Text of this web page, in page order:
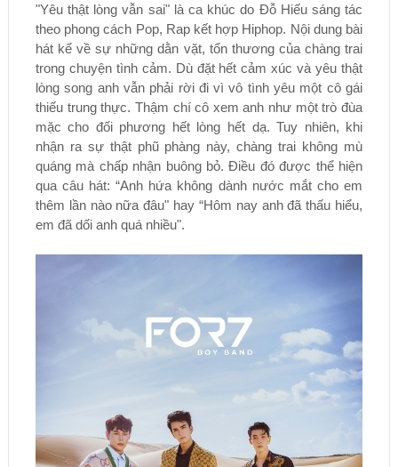
"Yêu thật lòng vẫn sai" là ca khúc do Đỗ Hiếu sáng tác
theo phong cách Pop, Rap kết hợp Hiphop. Nội dung bài
hát kể về sự những dằn vặt, tổn thương của chàng trai
trong chuyện tình cảm. Dù đặt hết cảm xúc và yêu thật
lòng song anh vẫn phải rời đi vì vô tình yêu một cô gái
thiếu trung thực. Thậm chí cô xem anh như một trò đùa
mặc cho đối phương hết lòng hết dạ. Tuy nhiên, khi
nhận ra sự thật phũ phàng này, chàng trai không mù
quáng mà chấp nhận buông bỏ. Điều đó được thể hiện
qua câu hát: “Anh hứa không dành nước mắt cho em
thêm lần nào nữa đâu" hay “Hôm nay anh đã thấu hiểu,
em đã dối anh quá nhiều".